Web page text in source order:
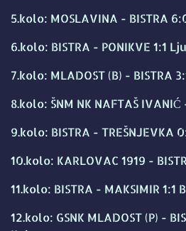
5.kolo: MOSLAVINA - BISTRA
6.kolo: BISTRA - PONIKVE 1:1
7.kolo: MLADOST (B) - BISTRA
8.kolo: ŠNM NK NAFTAŠ
9.kolo: BISTRA - TREŠNJEVKA
10.kolo: KARLOVAC 1919 -
11.kolo: BISTRA - MAKSIMIR 1:1
12.kolo: GSNK MLADOST (P) -